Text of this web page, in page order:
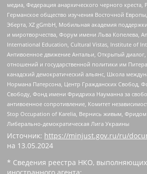
медиа, Федерация анархического черного креста,
Германское общество изучения Восточной
Эберта, XZ gGmbH, Мобильная академия
и миротворчества, Форум имени Льва Копелева,
International Education, Cultural Vistas, Institute of
Антивоенное движение Антальи, Открытый
отношений и государственной политики им
канадский демократический альянс, Школа
Нормана Патерсона, Центр Гражданских Свобод,
Свободу, Фонд имени Фридриха Науманна за
антивоенное сопротивление, Комитет
Stop Occupation of Karelia, Вернись живым, Фридом
Либерально-демократическая Лига Украины
Источник: https://minjust.gov.ru/ru/
на 13.05.2024
* Сведения реестра НКО,